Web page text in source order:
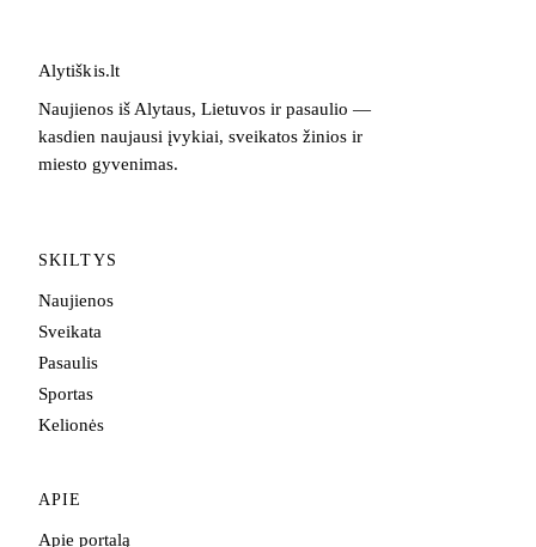
Alytiškis.lt
Naujienos iš Alytaus, Lietuvos ir pasaulio —
kasdien naujausi įvykiai, sveikatos žinios ir
miesto gyvenimas.
SKILTYS
Naujienos
Sveikata
Pasaulis
Sportas
Kelionės
APIE
Apie portalą